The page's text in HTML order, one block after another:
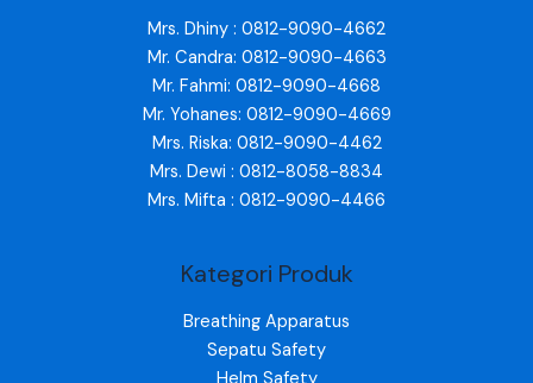
Mrs. Dhiny : 0812-9090-4662
Mr. Candra: 0812-9090-4663
Mr. Fahmi: 0812-9090-4668
Mr. Yohanes: 0812-9090-4669
Mrs. Riska: 0812-9090-4462
Mrs. Dewi : 0812-8058-8834
Mrs. Mifta : 0812-9090-4466
Kategori Produk
Breathing Apparatus
Sepatu Safety